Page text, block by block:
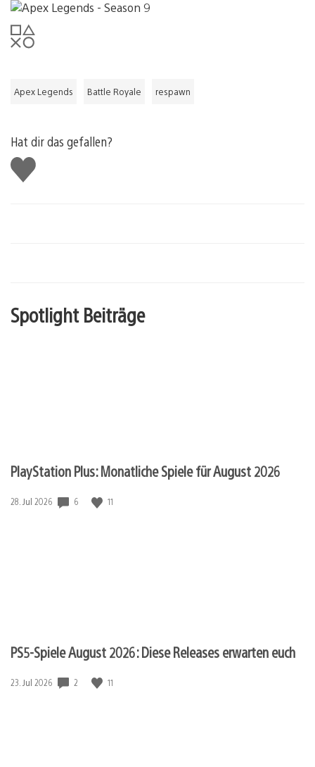
Apex Legends Battle Royale respawn
Hat dir das gefallen?
Gefällt
mir
Spotlight Beiträge
PlayStation Plus: Monatliche Spiele für August 2026
Veröffentlichungsdatum:
28. Jul 2026 6 11
PS5-Spiele August 2026: Diese Releases erwarten euch
Veröffentlichungsdatum:
23. Jul 2026 2 11